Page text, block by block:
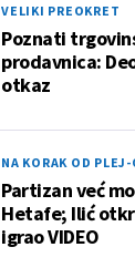
VELIKI PREOKRET
Poznati
prodavnica:
otkaz
NA KORAK OD PLEJ-
Partizan već
Hetafe; Ilić
igrao VIDEO